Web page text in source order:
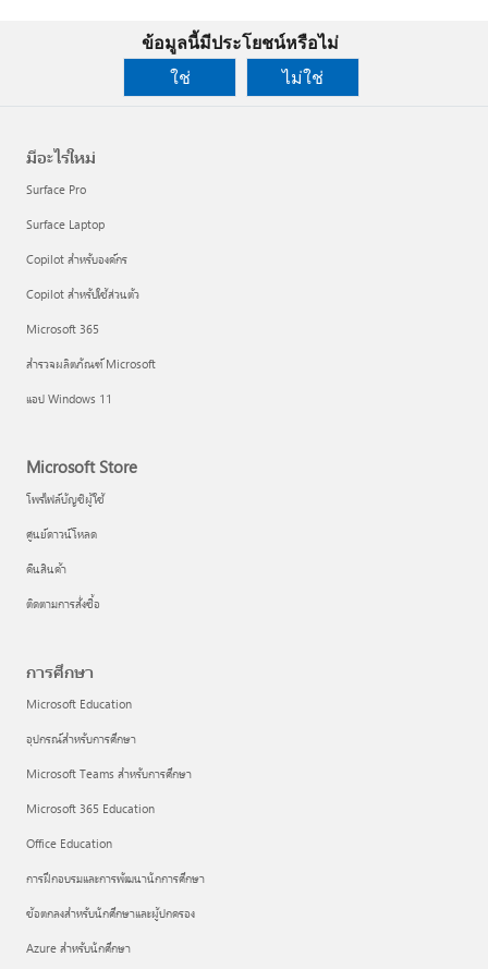
ข้อมูลนี้มีประโยชน์หรือไม่
ใช่
ไม่ใช่
มีอะไรใหม่
Surface Pro
Surface Laptop
Copilot สำหรับองค์กร
Copilot สำหรับใช้ส่วนตัว
Microsoft 365
สำรวจผลิตภัณฑ์ Microsoft
แอป Windows 11
Microsoft Store
โพรไฟล์บัญชีผู้ใช้
ศูนย์ดาวน์โหลด
คืนสินค้า
ติดตามการสั่งซื้อ
การศึกษา
Microsoft Education
อุปกรณ์สำหรับการศึกษา
Microsoft Teams สำหรับการศึกษา
Microsoft 365 Education
Office Education
การฝึกอบรมและการพัฒนานักการศึกษา
ข้อตกลงสำหรับนักศึกษาและผู้ปกครอง
Azure สำหรับนักศึกษา